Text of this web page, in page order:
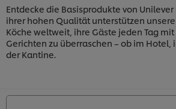
Entdecke die Basisprodukte von
ihrer hohen Qualität unterstützen
Köche weltweit, ihre Gäste jeden Tag
Gerichten zu überraschen – ob im Hotel,
der Kantine.